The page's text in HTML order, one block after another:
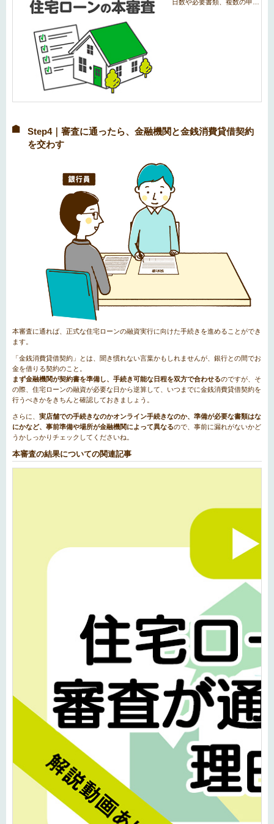
Step4｜審査に通ったら、金融機関と金銭消費貸借契約
を交わす
本審査に通れば、正式な住宅ローンの融資実行に向けた手続きを進めることができ
ます。
「金銭消費貸借契約」とは、聞き慣れない言葉かもしれませんが、銀行との間でお
金を借りる契約のこと。
まず金融機関が契約書を準備し、手続き可能な日程を双方で合わせるのですが、そ
の際、住宅ローンの融資が必要な日から逆算して、いつまでに金銭消費貸借契約を
行うべきかをきちんと確認しておきましょう。
さらに、 実店舗での手続きなのかオンライン手続きなのか、準備が必要な書類はな
にかなど、事前準備や場所が金融機関によって異なるので、事前に漏れがないかど
うかしっかりチェックしてくださいね。
本審査の結果についての関連記事